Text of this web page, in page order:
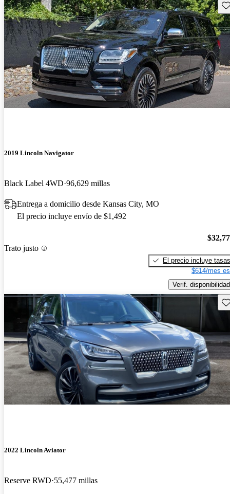
2019 Lincoln Navigator
Black Label 4WD 96,629 millas
Entrega a domicilio desde Kansas City, MO
El precio incluye envío de $1,492
Trato justo
El precio incluye tasas
$614/mes
Verif. disponibilidad
2022 Lincoln Aviator
Reserve RWD 55,477 millas